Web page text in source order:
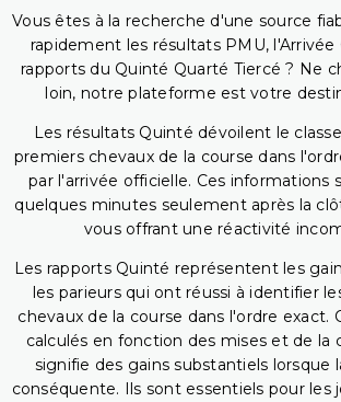
Vous êtes à la recherche d'une source
rapidement les résultats PMU, l'Arrivée
rapports du Quinté Quarté Tiercé ? Ne
loin, notre plateforme est votre
Les résultats Quinté dévoilent le
premiers chevaux de la course dans
par l'arrivée officielle. Ces informations
quelques minutes seulement après la
vous offrant une réactivité
Les rapports Quinté représentent les
les parieurs qui ont réussi à identifier
chevaux de la course dans l'ordre exact.
calculés en fonction des mises et de la
signifie des gains substantiels lorsque
conséquente. Ils sont essentiels pour les